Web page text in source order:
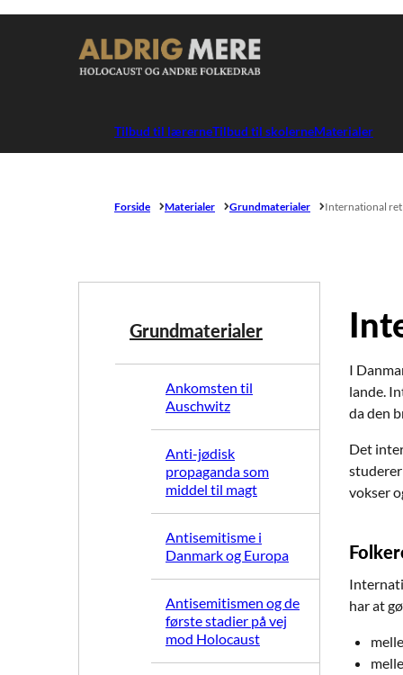
Tilbud til lærerneTilbud til skolerneMaterialer
Forside Materialer Grundmaterialer International
Grundmaterialer
Ankomsten til
Auschwitz
Anti-jødisk
propaganda som
middel til magt
Antisemitisme i
Danmark og Europa
Antisemitismen og de
første stadier på vej
mod Holocaust
I
lande.
da den
Det
vokser
har at